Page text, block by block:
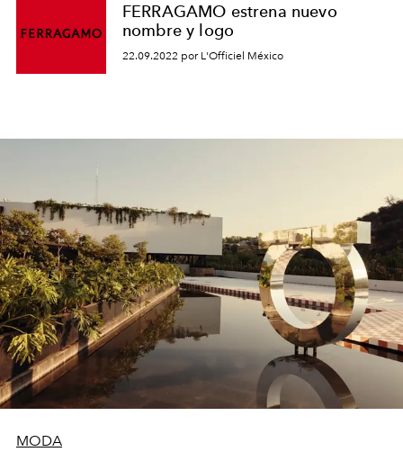
FERRAGAMO estrena nuevo
nombre y logo
22.09.2022 por L'Officiel México
MODA